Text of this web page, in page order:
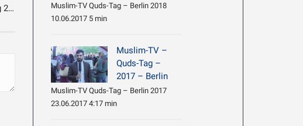
Einladung zum Qudstag 2012
Muslim-TV Quds-Tag – Berlin 2018
10.06.2017 5 min
Muslim-TV –
Quds-Tag –
2017 – Berlin
Muslim-TV Quds-Tag – Berlin 2017
23.06.2017 4:17 min